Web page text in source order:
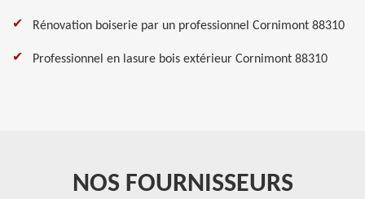
Rénovation boiserie par un professionnel Cornimont 88310
Professionnel en lasure bois extérieur Cornimont 88310
NOS FOURNISSEURS